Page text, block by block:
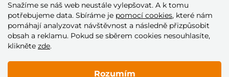
Přijímáme tyto platební karty
Snažíme se náš web neustále vylepšovat. A k tomu
potřebujeme data. Sbíráme je pomocí cookies, které nám
pomáhají analyzovat návštěvnost a následně přizpůsobit
obsah a reklamu. Pokud se sběrem cookies nesouhlasíte,
klikněte zde.
Rozumím